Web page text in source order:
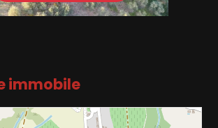
Tv: Autonoma
immobile